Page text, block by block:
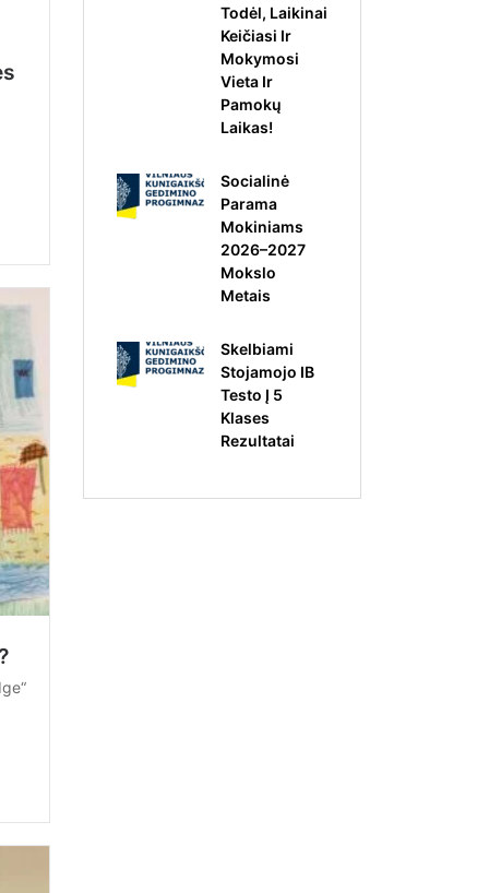
Todėl, Laikinai
Keičiasi Ir
Mokymosi
Vieta Ir
Pamokų
Laikas!
Socialinė
Parama
Mokiniams
2026–2027
Mokslo
Metais
Skelbiami
Stojamojo IB
Testo Į 5
Klases
Rezultatai